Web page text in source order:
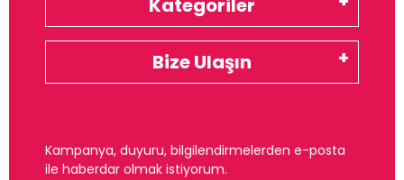
Kategoriler
Bize Ulaşın
Kampanya, duyuru, bilgilendirmelerden e-posta
ile haberdar olmak istiyorum.